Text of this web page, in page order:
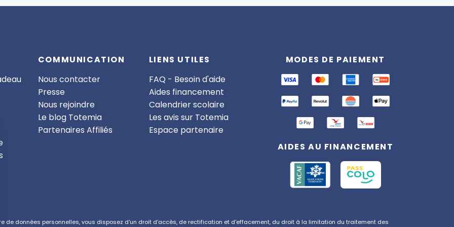
COMMUNICATION
Nous contacter
Presse
Nous rejoindre
Le blog Totemia
Partenaires Affiliés
LIENS UTILES
FAQ - Besoin d'aide
Aides financement
Calendrier scolaire
Les avis sur Totemia
Espace partenaire
MODES DE PAIEMENT
AIDES AU FINANCEMENT
de données personnelles, vous disposez d'un droit d'accès, de rectification et d'effacement, du droit à la limitation du traitement des
En ligne
Totemia. Posez-moi vos